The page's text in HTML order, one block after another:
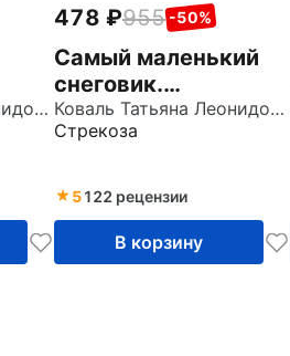
Коваль Татьяна Леонидовна
478 955 -50%
Самый маленький
снеговик.
Путешествие
Коваль Татьяна Леонидовна
Стрекоза
5122 рецензии
В корзину